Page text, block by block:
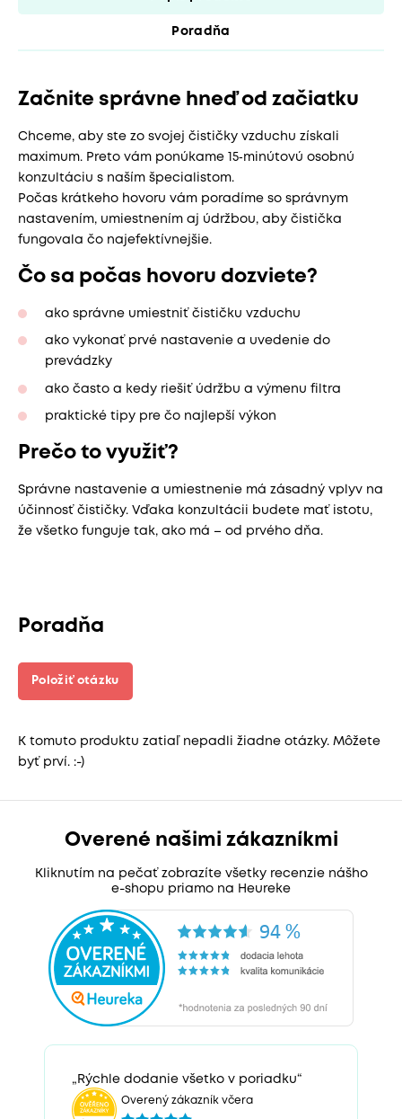
Poradňa
Začnite správne hneď od začiatku
Chceme, aby ste zo svojej čističky vzduchu získali
maximum. Preto vám ponúkame 15‑minútovú osobnú
konzultáciu s naším špecialistom.
Počas krátkeho hovoru vám poradíme so správnym
nastavením, umiestnením aj údržbou, aby čistička
fungovala čo najefektívnejšie.
Čo sa počas hovoru dozviete?
ako správne umiestniť čističku vzduchu
ako vykonať prvé nastavenie a uvedenie do
prevádzky
ako často a kedy riešiť údržbu a výmenu filtra
praktické tipy pre čo najlepší výkon
Prečo to využiť?
Správne nastavenie a umiestnenie má zásadný vplyv na
účinnosť čističky. Vďaka konzultácii budete mať istotu,
že všetko funguje tak, ako má – od prvého dňa.
Poradňa
Položiť otázku
K tomuto produktu zatiaľ nepadli žiadne otázky. Môžete
byť prví. :-)
Overené našimi zákazníkmi
Kliknutím na pečať zobrazíte všetky recenzie nášho
e-shopu priamo na Heureke
„Rýchle dodanie všetko v poriadku“
Overený zákazník včera